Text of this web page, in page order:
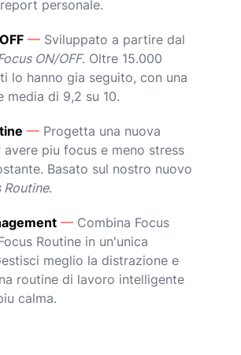
personale.
— Sviluppato a partire dal
ON/OFF. Oltre 15.000
lo hanno gia seguito, con una
media di 9,2 su 10.
— Progetta una nuova
avere piu focus e meno stress
Basato sul nostro nuovo
Routine.
— Combina Focus
Routine in un'unica
meglio la distrazione e
routine di lavoro intelligente
calma.